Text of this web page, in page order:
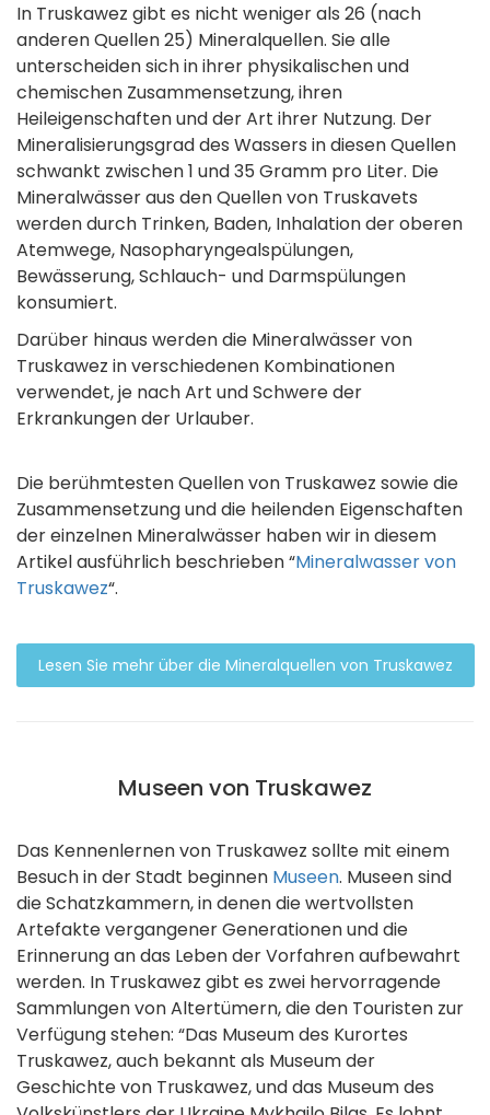
In Truskawez gibt es nicht weniger als 26 (nach
anderen Quellen 25) Mineralquellen. Sie alle
unterscheiden sich in ihrer physikalischen und
chemischen Zusammensetzung, ihren
Heileigenschaften und der Art ihrer Nutzung. Der
Mineralisierungsgrad des Wassers in diesen Quellen
schwankt zwischen 1 und 35 Gramm pro Liter. Die
Mineralwässer aus den Quellen von Truskavets
werden durch Trinken, Baden, Inhalation der oberen
Atemwege, Nasopharyngealspülungen,
Bewässerung, Schlauch- und Darmspülungen
konsumiert.
Darüber hinaus werden die Mineralwässer von
Truskawez in verschiedenen Kombinationen
verwendet, je nach Art und Schwere der
Erkrankungen der Urlauber.
Die berühmtesten Quellen von Truskawez sowie die
Zusammensetzung und die heilenden Eigenschaften
der einzelnen Mineralwässer haben wir in diesem
Artikel ausführlich beschrieben “Mineralwasser von
Truskawez“.
Lesen Sie mehr über die Mineralquellen von Truskawez
Museen von Truskawez
Das Kennenlernen von Truskawez sollte mit einem
Besuch in der Stadt beginnen Museen. Museen sind
die Schatzkammern, in denen die wertvollsten
Artefakte vergangener Generationen und die
Erinnerung an das Leben der Vorfahren aufbewahrt
werden. In Truskawez gibt es zwei hervorragende
Sammlungen von Altertümern, die den Touristen zur
Verfügung stehen: “Das Museum des Kurortes
Truskawez, auch bekannt als Museum der
Geschichte von Truskawez, und das Museum des